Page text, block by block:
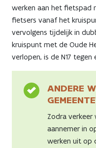
werken aan het fietspad
fietsers vanaf het
vervolgens tijdelijk in
kruispunt met de Oude
verlopen, is de N17
ANDERE
Zodra verkeer
aannemer in
werken uit op